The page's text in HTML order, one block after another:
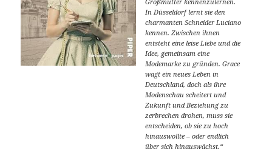
In Düsseldorf lernt sie den
charmanten Schneider Luciano
kennen. Zwischen ihnen
entsteht eine leise Liebe und die
Idee, gemeinsam eine
Modemarke zu gründen. Grace
wagt ein neues Leben in
Deutschland, doch als ihre
Modenschau scheitert und
Zukunft und Beziehung zu
zerbrechen drohen, muss sie
entscheiden, ob sie zu hoch
hinauswollte – oder endlich
über sich hinauswächst.“